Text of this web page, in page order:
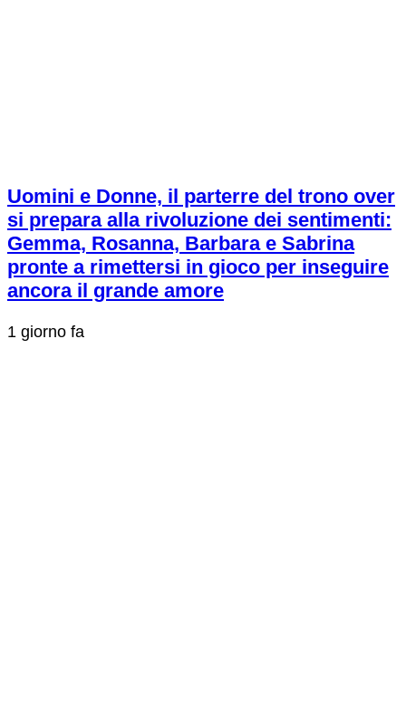
Uomini e Donne, il parterre del trono over
si prepara alla rivoluzione dei sentimenti:
Gemma, Rosanna, Barbara e Sabrina
pronte a rimettersi in gioco per inseguire
ancora il grande amore
1 giorno fa